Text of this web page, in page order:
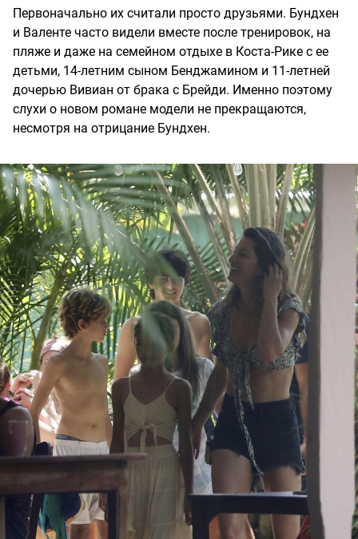
Первоначально их считали просто друзьями. Бундхен
и Валенте часто видели вместе после тренировок, на
пляже и даже на семейном отдыхе в Коста-Рике с ее
детьми, 14-летним сыном Бенджамином и 11-летней
дочерью Вивиан от брака с Брейди. Именно поэтому
слухи о новом романе модели не прекращаются,
несмотря на отрицание Бундхен.